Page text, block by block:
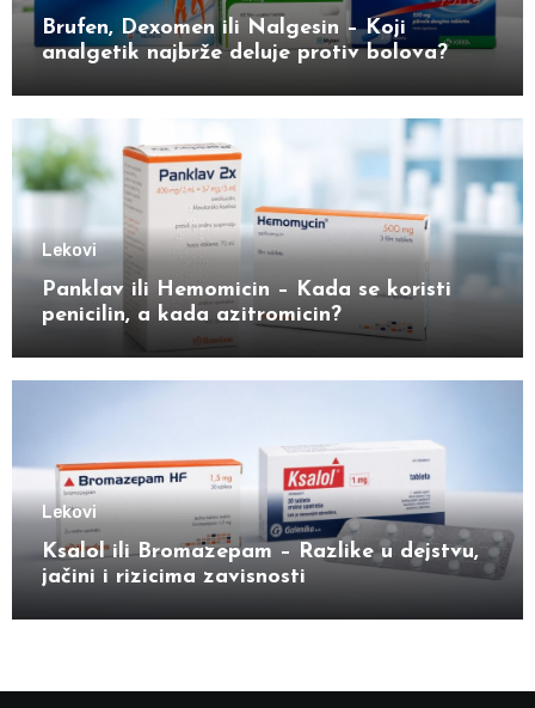
Brufen, Dexomen ili Nalgesin – Koji
analgetik najbrže deluje protiv bolova?
Lekovi
Panklav ili Hemomicin – Kada se koristi
penicilin, a kada azitromicin?
Lekovi
Ksalol ili Bromazepam – Razlike u dejstvu,
jačini i rizicima zavisnosti